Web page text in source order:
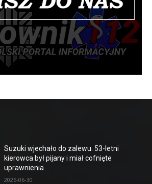
Suzuki wjechało do zalewu. 53-letni
kierowca był pijany i miał cofnięte
uprawnienia
2026-06-30